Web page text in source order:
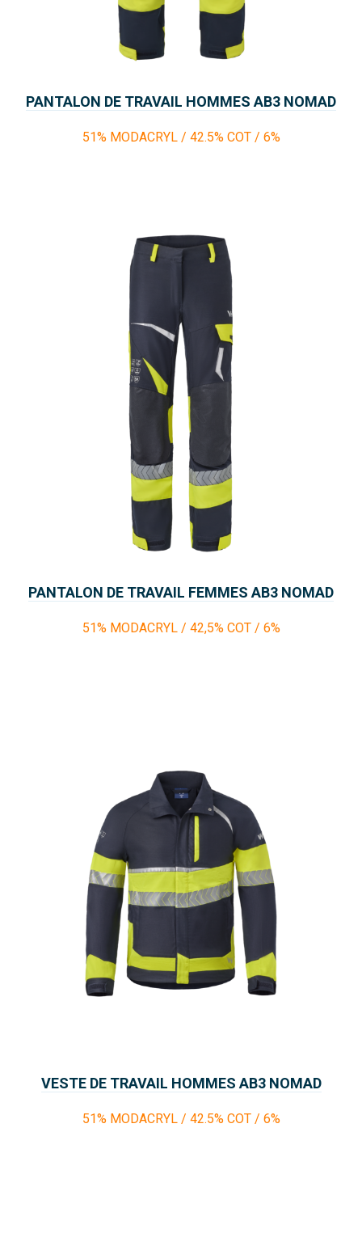
PANTALON DE TRAVAIL HOMMES AB3 NOMAD
51% MODACRYL / 42.5% COT / 6%
PANTALON DE TRAVAIL FEMMES AB3 NOMAD
51% MODACRYL / 42,5% COT / 6%
VESTE DE TRAVAIL HOMMES AB3 NOMAD
51% MODACRYL / 42.5% COT / 6%